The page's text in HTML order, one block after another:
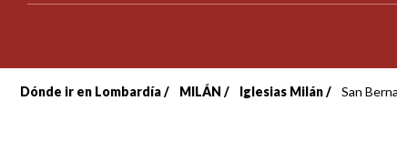
Dónde ir en Lombardía MILÁN Iglesias Milán San